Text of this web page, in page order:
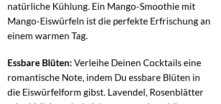
natürliche Kühlung. Ein Mango-Smoothie mit
Mango-Eiswürfeln ist die perfekte Erfrischung an
einem warmen Tag.
Essbare Blüten: Verleihe Deinen Cocktails eine
romantische Note, indem Du essbare Blüten in
die Eiswürfelform gibst. Lavendel, Rosenblätter